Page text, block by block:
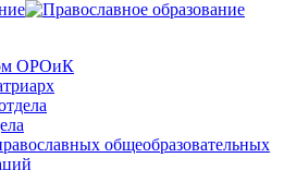
ОРОиК
общеобразовательных